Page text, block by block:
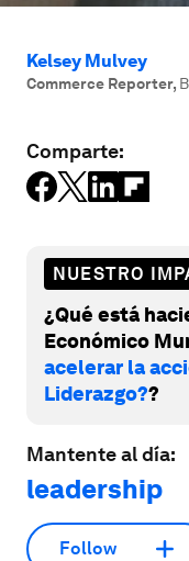
Kelsey Mulvey
Commerce Reporter,
Comparte:
NUESTRO
¿Qué está
Económico
acelerar la
Liderazgo??
Mantente al día:
leadership
Follow